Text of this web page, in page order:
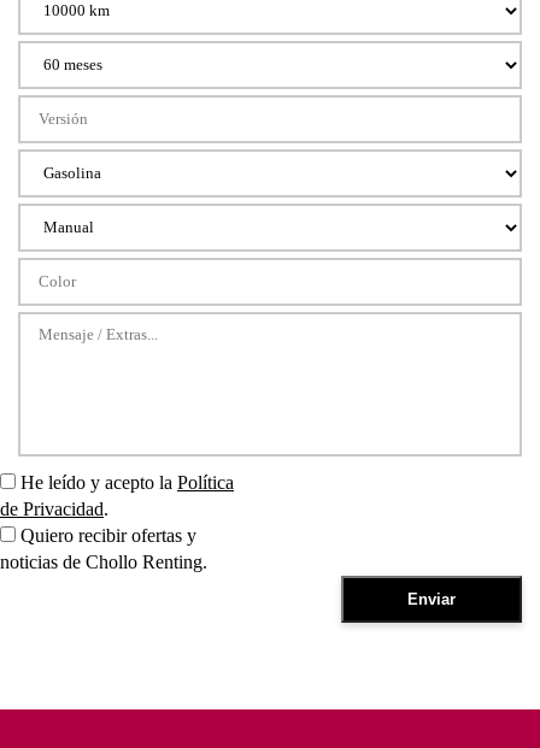
He leído y acepto la Política
de Privacidad.
Quiero recibir ofertas y
noticias de Chollo Renting.